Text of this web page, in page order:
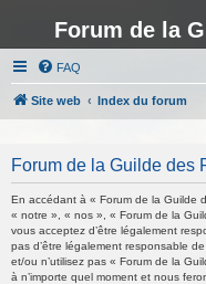
Forum de la
FAQ
Site web Index du forum
Forum de la Guilde des
En accédant à « Forum de la Guilde
« notre », « nos », « Forum de la
vous acceptez d’être légalement
pas d’être légalement responsable
et/ou n’utilisez pas « Forum de la
à n’importe quel moment et nous